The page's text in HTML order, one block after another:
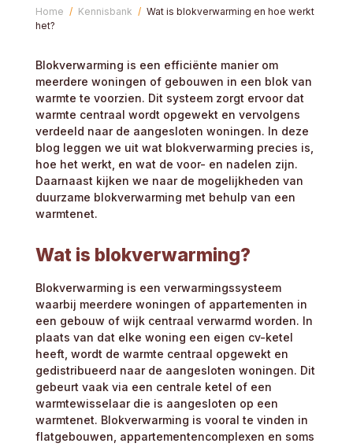
Home Kennisbank
Wat is blokverwarming en hoe werkt
het?
Blokverwarming is een efficiënte manier om
meerdere woningen of gebouwen in een blok van
warmte te voorzien. Dit systeem zorgt ervoor dat
warmte centraal wordt opgewekt en vervolgens
verdeeld naar de aangesloten woningen. In deze
blog leggen we uit wat blokverwarming precies is,
hoe het werkt, en wat de voor- en nadelen zijn.
Daarnaast kijken we naar de mogelijkheden van
duurzame blokverwarming met behulp van een
warmtenet.
Wat is blokverwarming?
Blokverwarming is een verwarmingssysteem
waarbij meerdere woningen of appartementen in
een gebouw of wijk centraal verwarmd worden. In
plaats van dat elke woning een eigen cv-ketel
heeft, wordt de warmte centraal opgewekt en
gedistribueerd naar de aangesloten woningen. Dit
gebeurt vaak via een centrale ketel of een
warmtewisselaar die is aangesloten op een
warmtenet. Blokverwarming is vooral te vinden in
flatgebouwen, appartementencomplexen en soms